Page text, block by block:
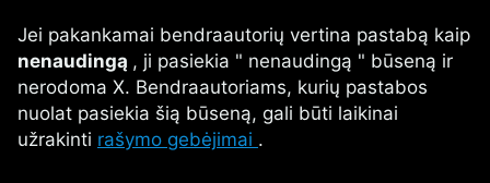
Jei pakankamai bendraautorių vertina pastabą kaip
nenaudingą , ji pasiekia " nenaudingą " būseną ir
nerodoma X. Bendraautoriams, kurių pastabos
nuolat pasiekia šią būseną, gali būti laikinai
užrakinti rašymo gebėjimai .